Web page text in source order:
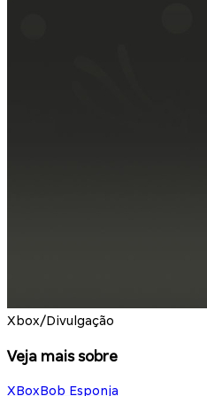
Xbox/Divulgação
Veja mais sobre
XBoxBob Esponja